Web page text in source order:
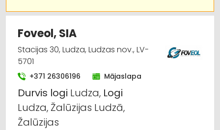
Metāla tirdzniecība
Foveol, SIA
Stacijas 30, Ludza, Ludzas nov., LV-
5701
+371 26306196 Mājaslapa
Durvis logi Ludza, Logi
Ludza, Žalūzijas Ludzā,
Žalūzijas